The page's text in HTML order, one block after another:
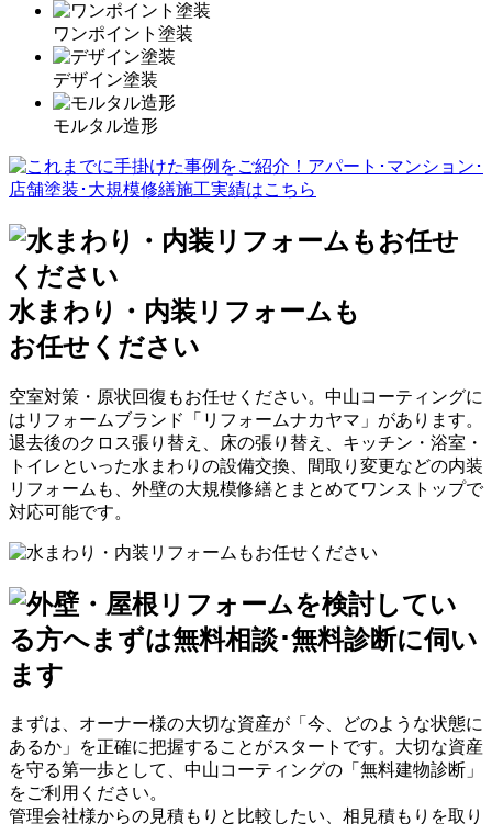
ワンポイント塗装
デザイン塗装
モルタル造形
水まわり・内装リフォームも
お任せください
空室対策・原状回復もお任せください。中山コーティングに
は リフォームブランド「リフォームナカヤマ」があります。
退去後のクロス張り替え、床の張り替え、キッチン・浴室・
トイレといった水まわりの設備交換、間取り変更などの内装
リフォームも、外壁の大規模修繕とまとめて ワンストップで
対応可能です。
まずは、オーナー様の大切な資産が「今、どのような状態に
あるか」を正確に把握することがスタートです。大切な資産
を守る第一歩として、中山コーティングの「無料建物診断」
をご利用ください。
管理会社様からの見積もりと比較したい、相見積もりを取り